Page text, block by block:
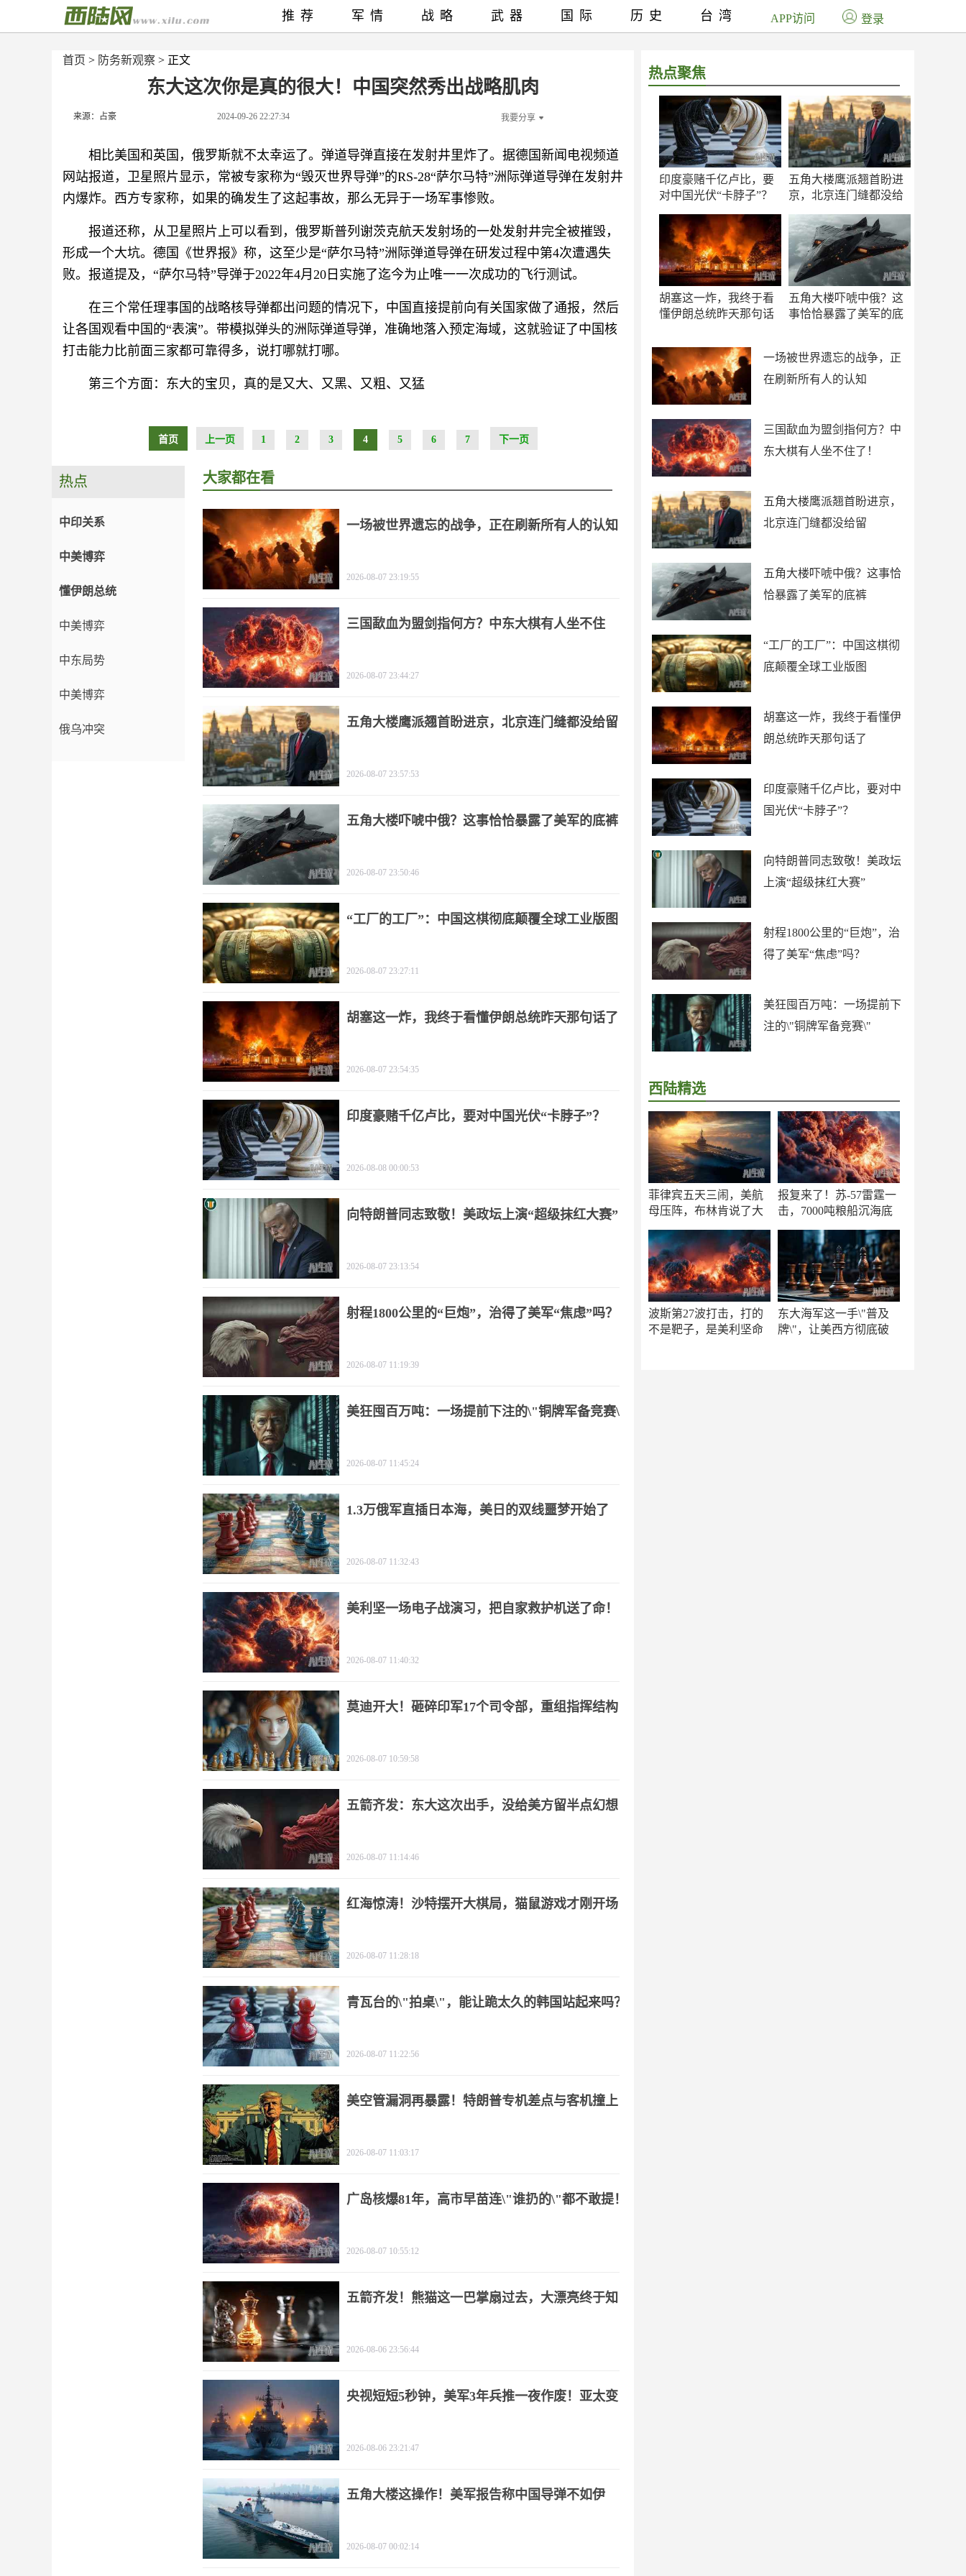
首页 > 防务新观察 > 正文
东大这次你是真的很大！中国突然秀出战略肌肉
来源：占豪 2024-09-26 22:27:34 我要分享
相比美国和英国，俄罗斯就不太幸运了。弹道导弹直接在发射井里炸了。据德国新闻电视频道
网站报道，卫星照片显示，常被专家称为“毁灭世界导弹”的RS-28“萨尔马特”洲际弹道导弹在发射井
内爆炸。西方专家称，如果的确发生了这起事故，那么无异于一场军事惨败。
报道还称，从卫星照片上可以看到，俄罗斯普列谢茨克航天发射场的一处发射井完全被摧毁，
形成一个大坑。德国《世界报》称，这至少是“萨尔马特”洲际弹道导弹在研发过程中第4次遭遇失
败。报道提及，“萨尔马特”导弹于2022年4月20日实施了迄今为止唯一一次成功的飞行测试。
在三个常任理事国的战略核导弹都出问题的情况下，中国直接提前向有关国家做了通报，然后
让各国观看中国的“表演”。带模拟弹头的洲际弹道导弹，准确地落入预定海域，这就验证了中国核
打击能力比前面三家都可靠得多，说打哪就打哪。
第三个方面：东大的宝贝，真的是又大、又黑、又粗、又猛
首页 上一页 1 2 3 4 5 6 7 下一页
热点聚焦
印度豪赌千亿卢比，要
对中国光伏“卡脖子”？
五角大楼鹰派翘首盼进
京，北京连门缝都没给
胡塞这一炸，我终于看
懂伊朗总统昨天那句话
五角大楼吓唬中俄？这
事恰恰暴露了美军的底
一场被世界遗忘的战争，正
在刷新所有人的认知
三国歃血为盟剑指何方？中
东大棋有人坐不住了！
五角大楼鹰派翘首盼进京，
北京连门缝都没给留
五角大楼吓唬中俄？这事恰
恰暴露了美军的底裤
“工厂的工厂”：中国这棋彻
底颠覆全球工业版图
胡塞这一炸，我终于看懂伊
朗总统昨天那句话了
印度豪赌千亿卢比，要对中
国光伏“卡脖子”？
向特朗普同志致敬！美政坛
上演“超级抹红大赛”
射程1800公里的“巨炮”，治
得了美军“焦虑”吗？
美狂囤百万吨：一场提前下
注的\"铜牌军备竞赛\"
西陆精选
菲律宾五天三闹，美航
母压阵，布林肯说了大
报复来了！苏-57雷霆一
击，7000吨粮船沉海底
波斯第27波打击，打的
不是靶子，是美利坚命
东大海军这一手\"普及
牌\"，让美西方彻底破
推荐 军情 战略 武器 国际 历史 台湾 APP访问 登录
热点
中印关系
中美博弈
懂伊朗总统
中美博弈
中东局势
中美博弈
俄乌冲突
大家都在看
一场被世界遗忘的战争，正在刷新所有人的认知
2026-08-07 23:19:55
三国歃血为盟剑指何方？中东大棋有人坐不住
2026-08-07 23:44:27
五角大楼鹰派翘首盼进京，北京连门缝都没给留
2026-08-07 23:57:53
五角大楼吓唬中俄？这事恰恰暴露了美军的底裤
2026-08-07 23:50:46
“工厂的工厂”：中国这棋彻底颠覆全球工业版图
2026-08-07 23:27:11
胡塞这一炸，我终于看懂伊朗总统昨天那句话了
2026-08-07 23:54:35
印度豪赌千亿卢比，要对中国光伏“卡脖子”？
2026-08-08 00:00:53
向特朗普同志致敬！美政坛上演“超级抹红大赛”
2026-08-07 23:13:54
射程1800公里的“巨炮”，治得了美军“焦虑”吗？
2026-08-07 11:19:39
美狂囤百万吨：一场提前下注的\"铜牌军备竞赛\"
2026-08-07 11:45:24
1.3万俄军直插日本海，美日的双线噩梦开始了
2026-08-07 11:32:43
美利坚一场电子战演习，把自家救护机送了命！
2026-08-07 11:40:32
莫迪开大！砸碎印军17个司令部，重组指挥结构
2026-08-07 10:59:58
五箭齐发：东大这次出手，没给美方留半点幻想
2026-08-07 11:14:46
红海惊涛！沙特摆开大棋局，猫鼠游戏才刚开场
2026-08-07 11:28:18
青瓦台的\"拍桌\"，能让跪太久的韩国站起来吗？
2026-08-07 11:22:56
美空管漏洞再暴露！特朗普专机差点与客机撞上
2026-08-07 11:03:17
广岛核爆81年，高市早苗连\"谁扔的\"都不敢提！
2026-08-07 10:55:12
五箭齐发！熊猫这一巴掌扇过去，大漂亮终于知
2026-08-06 23:56:44
央视短短5秒钟，美军3年兵推一夜作废！亚太变
2026-08-06 23:21:47
五角大楼这操作！美军报告称中国导弹不如伊
2026-08-07 00:02:14